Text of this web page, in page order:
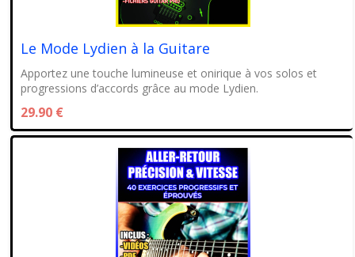
Le Mode Lydien à la Guitare
Apportez une touche lumineuse et onirique à vos solos et
progressions d’accords grâce au mode Lydien.
29.90 €